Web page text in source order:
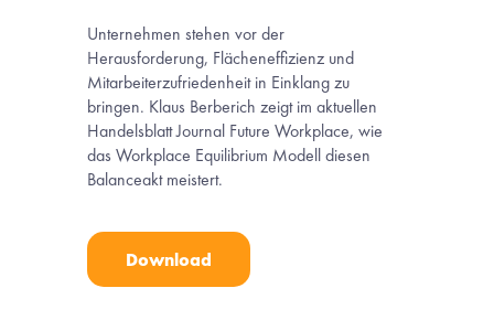
Unternehmen stehen vor der
Herausforderung, Flächeneffizienz und
Mitarbeiterzufriedenheit in Einklang zu
bringen. Klaus Berberich zeigt im aktuellen
Handelsblatt Journal Future Workplace, wie
das Workplace Equilibrium Modell diesen
Balanceakt meistert.
Download